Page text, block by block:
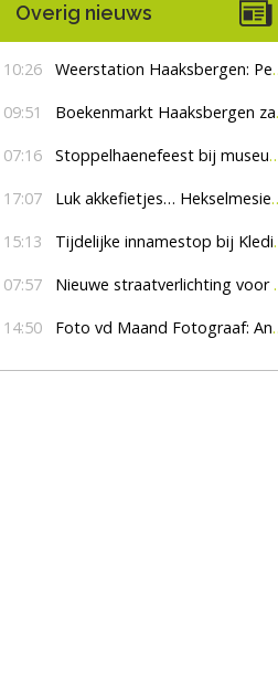
Overig nieuws
10:26 Weerstation Haaksbergen: Perioden met zon en droog
09:51 Boekenmarkt Haaksbergen zaterdag 8 augustus, marktplein Haaksbergen
07:16 Stoppelhaenefeest bij museum De Lebbenbrugge
17:07 Luk akkefietjes… HekselmesienHarry
15:13 Tijdelijke innamestop bij Kledingbank Stefania
07:57 Nieuwe straatverlichting voor De Veldmaat en De Pas
14:50 Foto vd Maand Fotograaf: Anna Jalving